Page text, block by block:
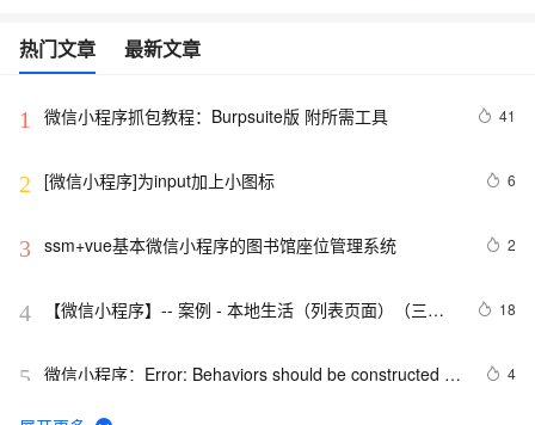
热门文章 最新文章
1 微信小程序抓包教程：Burpsuite版 附所需工具 41
2 [微信小程序]为input加上小图标 6
3 ssm+vue基本微信小程序的图书馆座位管理系统 2
4
【微信小程序】-- 案例 - 本地生活（列表页面）（三
18
5 微信小程序：Error: Behaviors should be constructed
4